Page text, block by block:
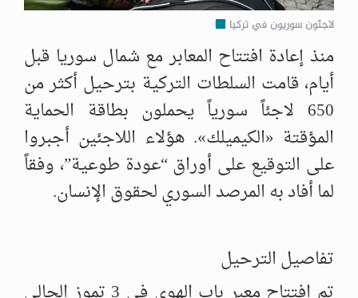
لاجئون سوريون في تركيا
منذ إعادة افتتاح المعابر مع شمال سوريا قبل
أيام، قامت السلطات التركية بترحيل أكثر من
650 لاجئاً سورياً يحملون بطاقة الحماية
المؤقتة «الكيميلك». هؤلاء اللاجئين أجبروا
على التوقيع على أوراق “عودة طوعية”، وفقاً
لما أفاد به المرصد السوري لحقوق الإنسان.
تفاصيل الترحيل